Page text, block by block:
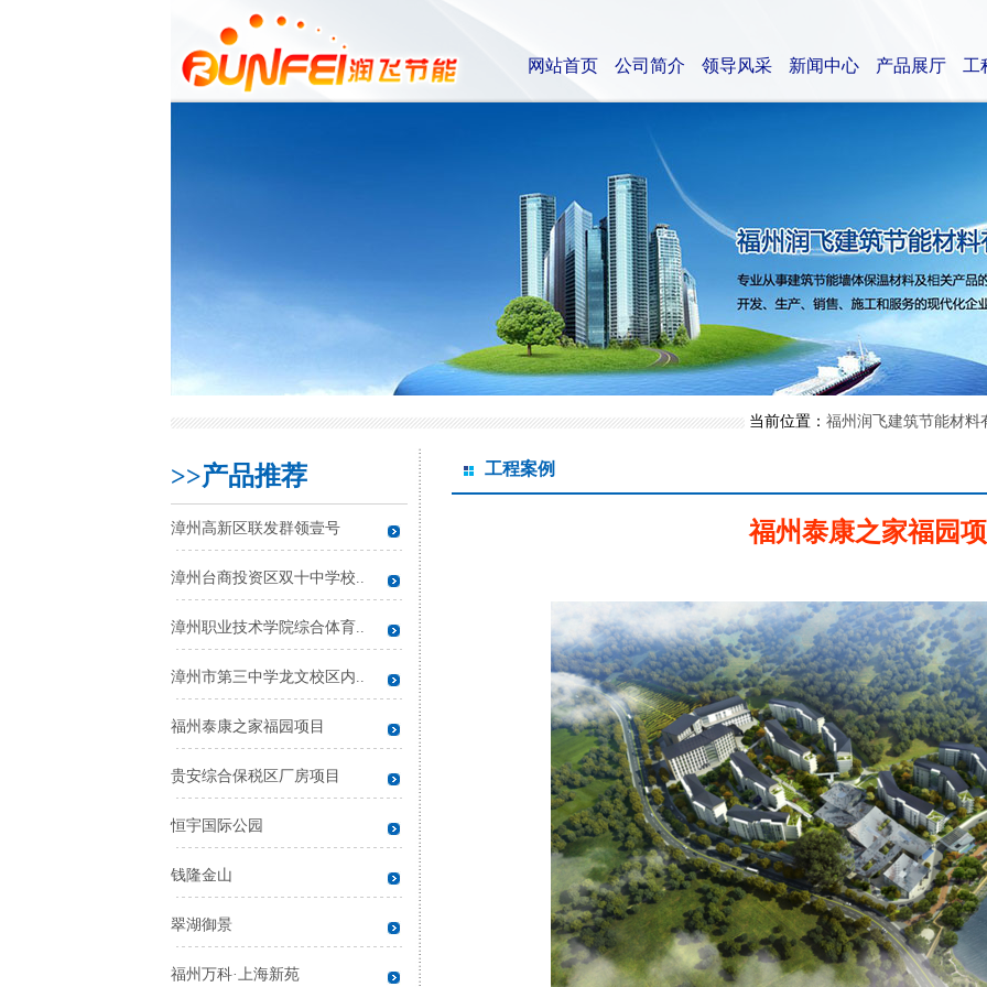
工
产品展厅
新闻中心
领导风采
公司简介
网站首页
当前位置： 福州润飞建筑节能材料
>>产品推荐
漳州高新区联发群领壹号
漳州台商投资区双十中学校..
漳州职业技术学院综合体育..
漳州市第三中学龙文校区内..
福州泰康之家福园项目
贵安综合保税区厂房项目
恒宇国际公园
钱隆金山
翠湖御景
福州万科·上海新苑
工程案例
福州泰康之家福园